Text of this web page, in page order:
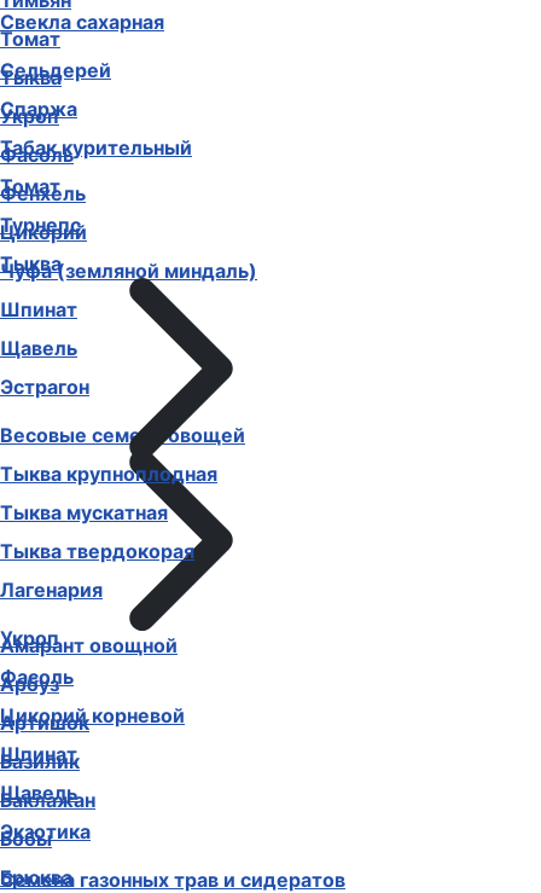
Томат
Тыква
Укроп
Фасоль
Фенхель
Цикорий
Чуфа (земляной миндаль)
Шпинат
Щавель
Эстрагон
Весовые семена овощей
Амарант овощной
Арбуз
Артишок
Базилик
Баклажан
Бобы
Брюква
Свекла сахарная
Сельдерей
Спаржа
Табак курительный
Томат
Турнепс
Тыква
Тыква крупноплодная
Тыква мускатная
Тыква твердокорая
Лагенария
Укроп
Фасоль
Цикорий корневой
Шпинат
Щавель
Экзотика
Семена газонных трав и сидератов